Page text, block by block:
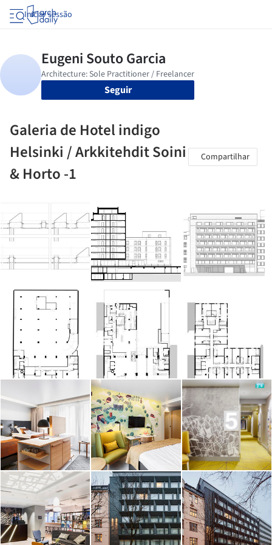
Iniciar sessão
Seguir
Galeria de Hotel indigo
Helsinki / Arkkitehdit Soini
& Horto -1
Compartilhar